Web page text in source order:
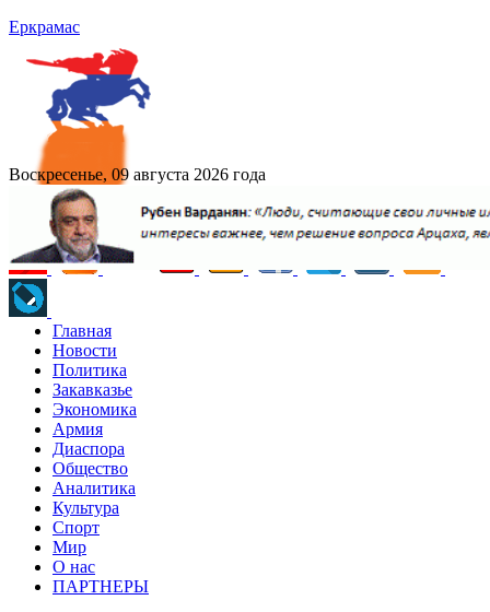
Еркрамас
Воскресенье, 09 августа 2026 года
Главная
Новости
Политика
Закавказье
Экономика
Армия
Диаспора
Общество
Аналитика
Культура
Спорт
Мир
О нас
ПАРТНЕРЫ